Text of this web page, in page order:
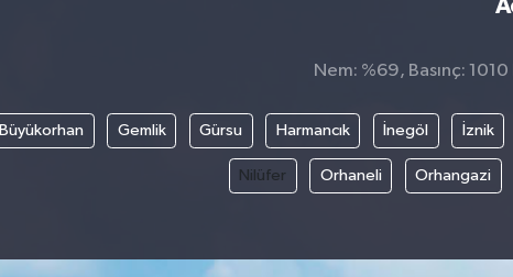
Nem: %69, Basınç:
Büyükorhan Gemlik Gürsu Harmancık İnegöl İznik
Nilüfer Orhaneli Orhangazi